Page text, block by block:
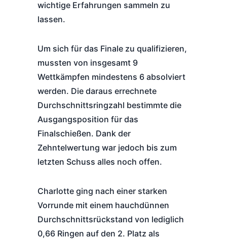
wichtige Erfahrungen sammeln zu
lassen.
Um sich für das Finale zu qualifizieren,
mussten von insgesamt 9
Wettkämpfen mindestens 6 absolviert
werden. Die daraus errechnete
Durchschnittsringzahl bestimmte die
Ausgangsposition für das
Finalschießen. Dank der
Zehntelwertung war jedoch bis zum
letzten Schuss alles noch offen.
Charlotte ging nach einer starken
Vorrunde mit einem hauchdünnen
Durchschnittsrückstand von lediglich
0,66 Ringen auf den 2. Platz als